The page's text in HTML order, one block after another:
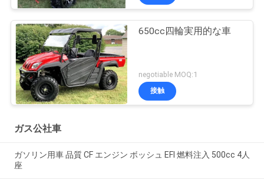
650cc四輪実用的な車
negotiable MOQ:1
接触
ガス公社車
ガソリン用車 品質 CF エンジン ボッシュ EFI 燃料注入 500cc 4人
座